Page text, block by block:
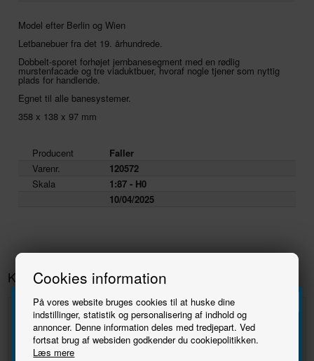
Cookies information
På vores website bruges cookies til at huske dine
indstillinger, statistik og personalisering af indhold og
annoncer. Denne information deles med tredjepart. Ved
fortsat brug af websiden godkender du cookiepolitikken.
Læs mere
Model efter Berlin og Wien
Letbanebuer fra det 19. århundrede.
Dobbelt-sporet forhøjet jernbanesegment med en rødlig
murstenfacade og tre viaduktbuer, hvoraf nogle tjener som nyttig
plads for handlende.
Egnet til alle banesystemer.
358 x 138 x 97 mm
Producent
Faller
Varenr.
120572
Skala
1:87 - H0
10/04/2025
Kunder købte også
Tilmeld